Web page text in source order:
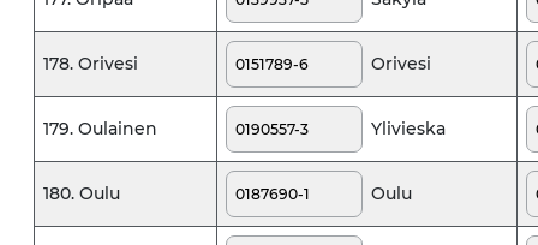
178. Orivesi Orivesi
179. Oulainen Ylivieska
180. Oulu Oulu